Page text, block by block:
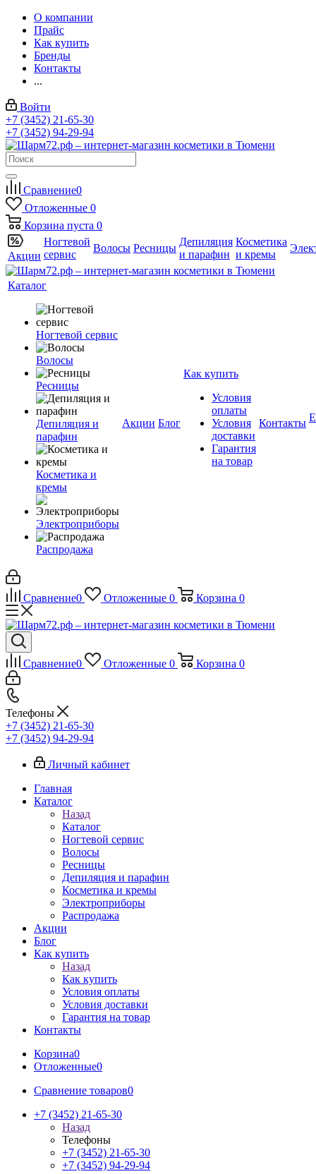
О компании
Прайс
Как купить
Бренды
Контакты
...
Войти
+7 (3452) 21-65-30
+7 (3452) 94-29-94
Сравнение0
Отложенные 0
Корзина пуста 0
Акции
Ногтевой
сервис
Волосы Ресницы
Депиляция
и парафин
Косметика
и кремы
Каталог
Ногтевой сервис
Волосы
Ресницы
Депиляция и
парафин
Косметика и
кремы
Электроприборы
Распродажа
Акции Блог
Как купить
Условия
оплаты
Условия
доставки
Гарантия
на товар
Контакты
Сравнение0 Отложенные 0 Корзина 0
Сравнение0 Отложенные 0 Корзина 0
Телефоны
+7 (3452) 21-65-30
+7 (3452) 94-29-94
Личный кабинет
Главная
Каталог
Назад
Каталог
Ногтевой сервис
Волосы
Ресницы
Депиляция и парафин
Косметика и кремы
Электроприборы
Распродажа
Акции
Блог
Как купить
Назад
Как купить
Условия оплаты
Условия доставки
Гарантия на товар
Контакты
Корзина0
Отложенные0
Сравнение товаров0
+7 (3452) 21-65-30
Назад
Телефоны
+7 (3452) 21-65-30
+7 (3452) 94-29-94